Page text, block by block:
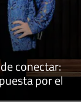
conectar:
por el